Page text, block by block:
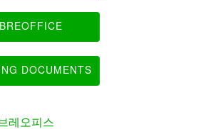
DOCUMENTS
레오피스